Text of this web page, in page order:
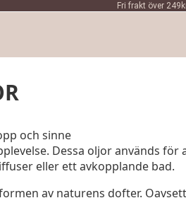
Fri frakt över
och sinne
Dessa oljor används för
eller ett avkopplande bad.
av naturens dofter.